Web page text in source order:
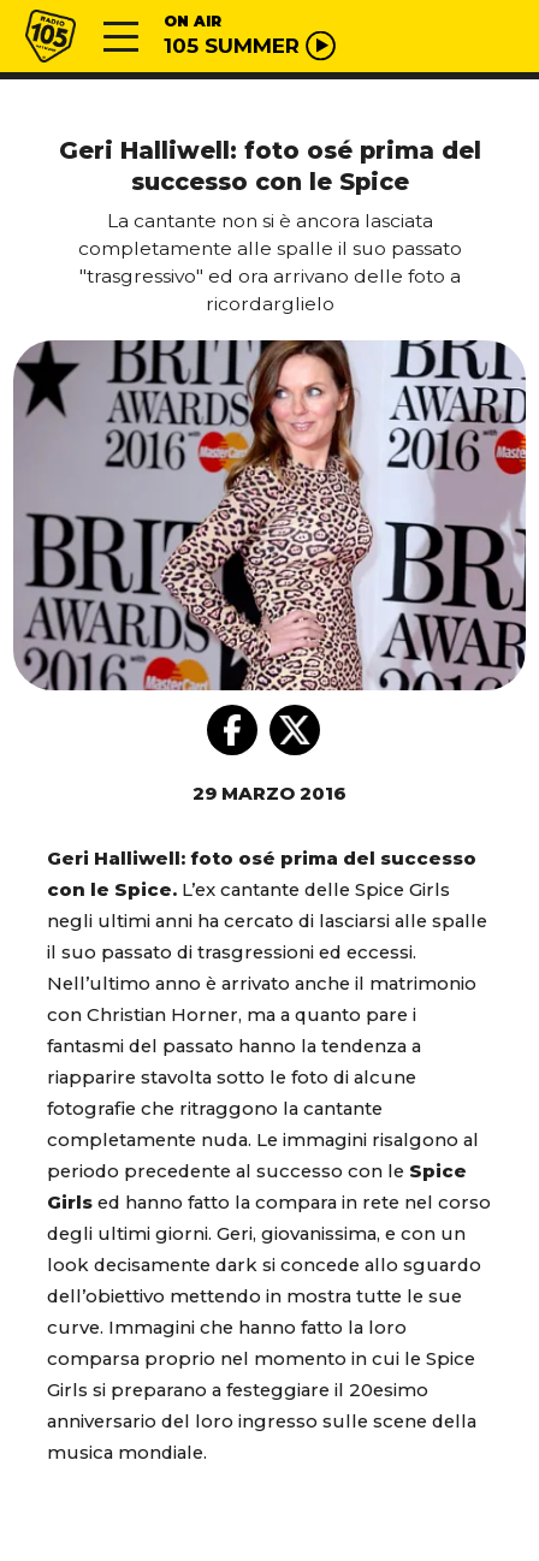
Vai al contenuto
Radio 105 ON AIR
105 SUMMER
Geri Halliwell: foto osé prima del
successo con le Spice
La cantante non si è ancora lasciata
completamente alle spalle il suo passato
"trasgressivo" ed ora arrivano delle foto a
ricordarglielo
29 MARZO 2016
Geri Halliwell: foto osé prima del successo
con le Spice. L’ex cantante delle Spice Girls
negli ultimi anni ha cercato di lasciarsi alle spalle
il suo passato di trasgressioni ed eccessi.
Nell’ultimo anno è arrivato anche il matrimonio
con Christian Horner, ma a quanto pare i
fantasmi del passato hanno la tendenza a
riapparire stavolta sotto le foto di alcune
fotografie che ritraggono la cantante
completamente nuda. Le immagini risalgono al
periodo precedente al successo con le Spice
Girls ed hanno fatto la compara in rete nel corso
degli ultimi giorni. Geri, giovanissima, e con un
look decisamente dark si concede allo sguardo
dell’obiettivo mettendo in mostra tutte le sue
curve. Immagini che hanno fatto la loro
comparsa proprio nel momento in cui le Spice
Girls si preparano a festeggiare il 20esimo
anniversario del loro ingresso sulle scene della
musica mondiale.